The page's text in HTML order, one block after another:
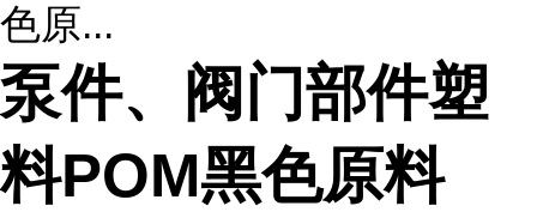
色原...
泵件、阀门部件塑
料POM黑色原料